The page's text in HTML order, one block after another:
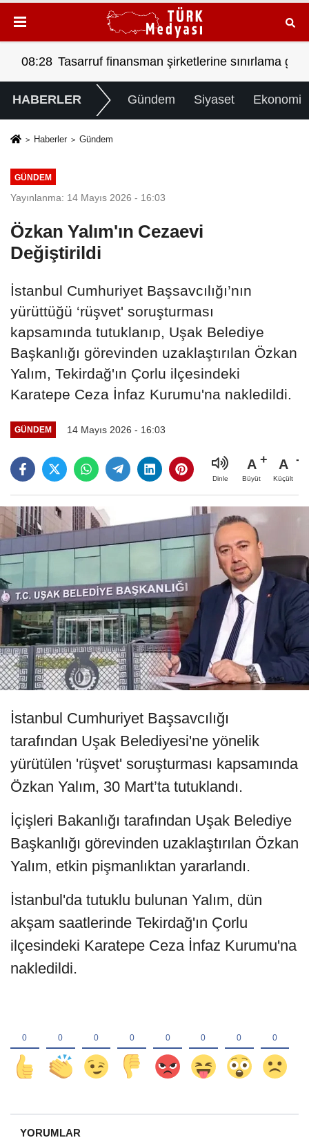
MI?
'a örgüt liderliğinden iddianame hazırlandı.. Tüm
08:28 Tasarruf finansman şirketlerine sınırlama
HABERLER Gündem Siyaset Ekonomi
Haberler Gündem
GÜNDEM
Yayınlanma: 14 Mayıs 2026 - 16:03
Özkan Yalım'ın Cezaevi
Değiştirildi
İstanbul Cumhuriyet Başsavcılığı’nın
yürüttüğü ‘rüşvet' soruşturması
kapsamında tutuklanıp, Uşak Belediye
Başkanlığı görevinden uzaklaştırılan Özkan
Yalım, Tekirdağ'ın Çorlu ilçesindeki
Karatepe Ceza İnfaz Kurumu'na nakledildi.
GÜNDEM 14 Mayıs 2026 - 16:03
Dinle
A
Büyüt
A
Küçült
İstanbul Cumhuriyet Başsavcılığı
tarafından Uşak Belediyesi'ne yönelik
yürütülen 'rüşvet' soruşturması kapsamında
Özkan Yalım, 30 Mart’ta tutuklandı.
İçişleri Bakanlığı tarafından Uşak Belediye
Başkanlığı görevinden uzaklaştırılan Özkan
Yalım, etkin pişmanlıktan yararlandı.
İstanbul'da tutuklu bulunan Yalım, dün
akşam saatlerinde Tekirdağ'ın Çorlu
ilçesindeki Karatepe Ceza İnfaz Kurumu'na
nakledildi.
YORUMLAR